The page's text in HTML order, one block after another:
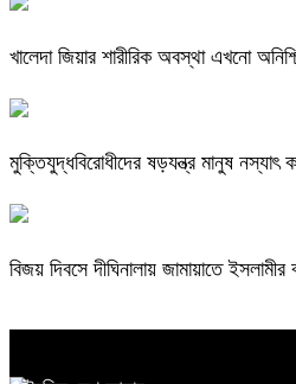
খালেদা জিয়ার শারীরিক অবস্থা এখনো
মুক্তিযুদ্ধবিরোধীদের ষড়যন্ত্র মানুষ নস্যাৎ
বিজয় দিবসে দীঘিনালায় জামায়াতে ইসলামীর